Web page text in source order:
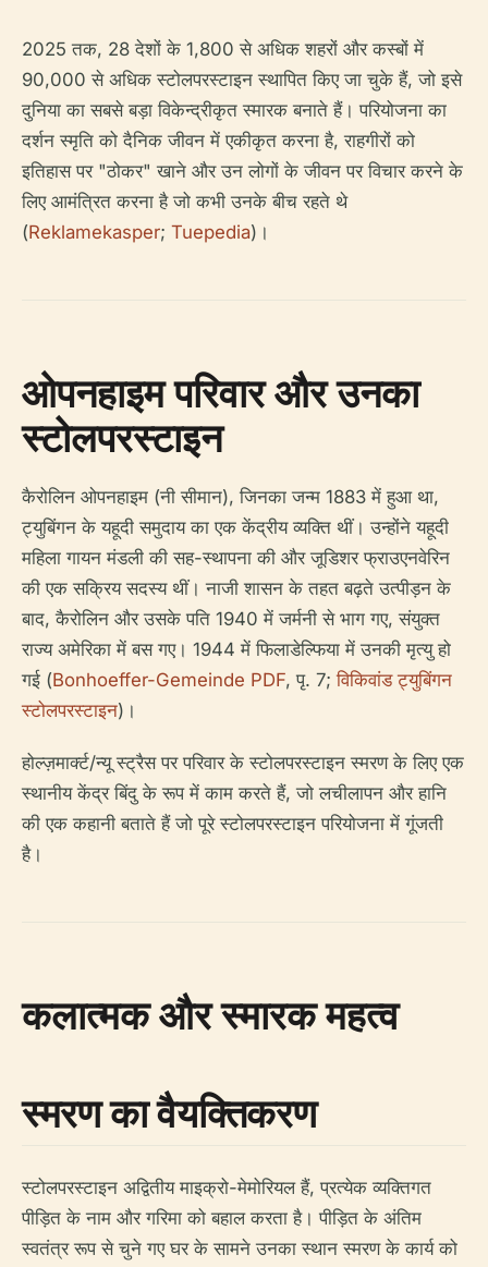
2025 तक, 28 देशों के 1,800 से अधिक शहरों और कस्बों में
90,000 से अधिक स्टोलपरस्टाइन स्थापित किए जा चुके हैं, जो इसे
दुनिया का सबसे बड़ा विकेन्द्रीकृत स्मारक बनाते हैं। परियोजना का
दर्शन स्मृति को दैनिक जीवन में एकीकृत करना है, राहगीरों को
इतिहास पर "ठोकर" खाने और उन लोगों के जीवन पर विचार करने के
लिए आमंत्रित करना है जो कभी उनके बीच रहते थे
(Reklamekasper; Tuepedia)।
ओपनहाइम परिवार और उनका
स्टोलपरस्टाइन
कैरोलिन ओपनहाइम (नी सीमान), जिनका जन्म 1883 में हुआ था,
ट्युबिंगन के यहूदी समुदाय का एक केंद्रीय व्यक्ति थीं। उन्होंने यहूदी
महिला गायन मंडली की सह-स्थापना की और जूडिशर फ्राउएनवेरिन
की एक सक्रिय सदस्य थीं। नाजी शासन के तहत बढ़ते उत्पीड़न के
बाद, कैरोलिन और उसके पति 1940 में जर्मनी से भाग गए, संयुक्त
राज्य अमेरिका में बस गए। 1944 में फिलाडेल्फिया में उनकी मृत्यु हो
गई (Bonhoeffer-Gemeinde PDF, पृ. 7;विकिवांड ट्युबिंगन
स्टोलपरस्टाइन)।
होल्ज़मार्क्ट/न्यू स्ट्रैस पर परिवार के स्टोलपरस्टाइन स्मरण के लिए एक
स्थानीय केंद्र बिंदु के रूप में काम करते हैं, जो लचीलापन और हानि
की एक कहानी बताते हैं जो पूरे स्टोलपरस्टाइन परियोजना में गूंजती
है।
कलात्मक और स्मारक महत्व
स्मरण का वैयक्तिकरण
स्टोलपरस्टाइन अद्वितीय माइक्रो-मेमोरियल हैं, प्रत्येक व्यक्तिगत
पीड़ित के नाम और गरिमा को बहाल करता है। पीड़ित के अंतिम
स्वतंत्र रूप से चुने गए घर के सामने उनका स्थान स्मरण के कार्य को